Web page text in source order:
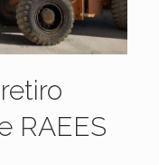
RAEES